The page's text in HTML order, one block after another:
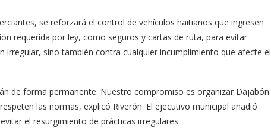
se reforzará el control de vehículos haitianos que ingresen
requerida por ley, como seguros y cartas de ruta, para evitar
irregular, sino también contra cualquier incumplimiento que afecte el
de forma permanente. Nuestro compromiso es organizar Dajabón
las normas, explicó Riverón. El ejecutivo municipal añadió
el resurgimiento de prácticas irregulares.